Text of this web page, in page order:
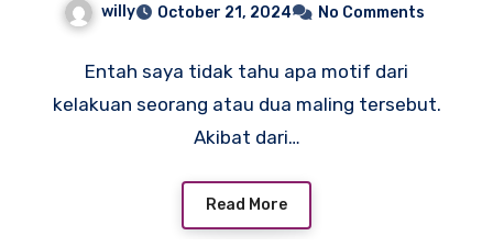
willy October 21, 2024 No Comments
Entah saya tidak tahu apa motif dari
kelakuan seorang atau dua maling tersebut.
Akibat dari…
Read More